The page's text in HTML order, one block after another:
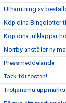
Uthämtning av
Köp dina Bingolotter
Köp dina julklappar
Norrby anställer ny
Pressmeddelande
Tack för festen!
Trotjänarna